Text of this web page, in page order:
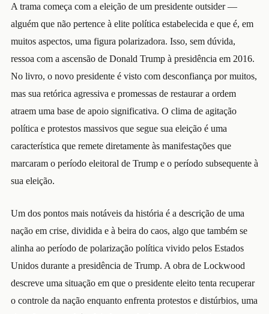
A trama começa com a eleição de um presidente outsider —
alguém que não pertence à elite política estabelecida e que é, em
muitos aspectos, uma figura polarizadora. Isso, sem dúvida,
ressoa com a ascensão de Donald Trump à presidência em 2016.
No livro, o novo presidente é visto com desconfiança por muitos,
mas sua retórica agressiva e promessas de restaurar a ordem
atraem uma base de apoio significativa. O clima de agitação
política e protestos massivos que segue sua eleição é uma
característica que remete diretamente às manifestações que
marcaram o período eleitoral de Trump e o período subsequente à
sua eleição.
Um dos pontos mais notáveis da história é a descrição de uma
nação em crise, dividida e à beira do caos, algo que também se
alinha ao período de polarização política vivido pelos Estados
Unidos durante a presidência de Trump. A obra de Lockwood
descreve uma situação em que o presidente eleito tenta recuperar
o controle da nação enquanto enfrenta protestos e distúrbios, uma